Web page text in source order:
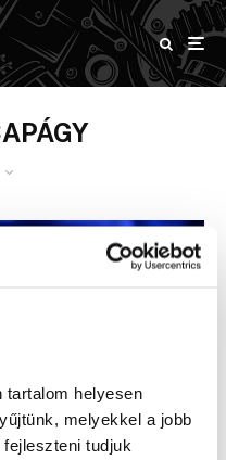
tartalom helyesen
melyekkel a jobb
tudjuk